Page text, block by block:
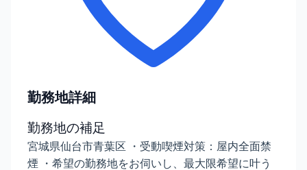
勤務地詳細
勤務地の補足
宮城県仙台市青葉区 ・受動喫煙対策：屋内全面禁
煙 ・希望の勤務地をお伺いし、最大限希望に叶う